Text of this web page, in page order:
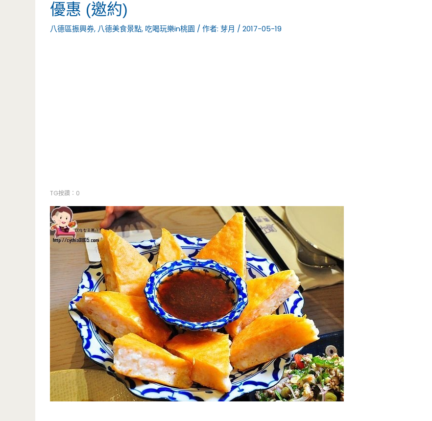
優惠 (邀約)
八德區振興券, 八德美食景點, 吃喝玩樂in桃園 / 作者: 芽月 / 2017-05-19
TG按讚：0